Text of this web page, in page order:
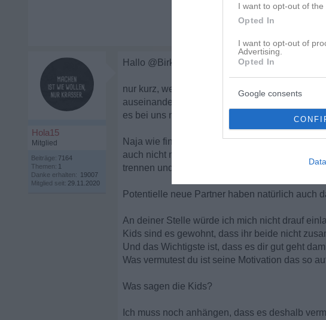
I want to opt-out of the
Opted In
I want to opt-out of
Advertising.
Opted In
Google consents
Hola15
Mitglied
Beiträge: 7164
Themen: 1
Danke erhalten: 19007
Mitglied seit: 29.11.2020
Hallo @Birkai,
nur kurz, weil ich gerade wenig Zeit hab: ich
auseinandergelebt. Da waren keine verletzten
es bei uns noch zusätzliche finanzielle
Naja wie finde ich das?! Es ist ok. Es gibt
auch nicht mehr aufrecht erhalten werden.
trennen und „frei“ zu sein.
Potentielle neue Partner haben natürlich auch
An deiner Stelle würde ich mich nicht drauf
Kids sind es gewohnt, dass ihr beide nicht
Und das Wichtigste ist, dass es dir gut geht
Was vermutest du ist seine Motivation das so
Was sagen die Kids?
Ich muss noch anhängen, dass es deshalb